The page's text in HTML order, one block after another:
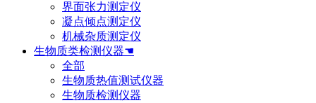
界面张力测定仪
凝点倾点测定仪
机械杂质测定仪
生物质类检测仪器☚
全部
生物质热值测试仪器
生物质检测仪器